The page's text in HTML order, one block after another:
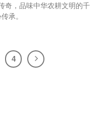
奇，品味中华农耕文明的千
承。
4